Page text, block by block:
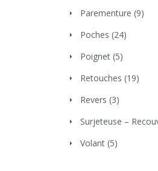
Parementure (9)
Poches (24)
Poignet (5)
Retouches (19)
Revers (3)
Surjeteuse –
Volant (5)